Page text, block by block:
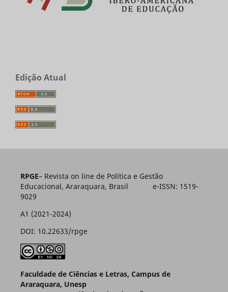
Edição Atual
RPGE– Revista on line de Política e Gestão
Educacional, Araraquara, Brasil e-ISSN: 1519-
9029
A1 (2021-2024)
DOI: 10.22633/rpge
Faculdade de Ciências e Letras, Campus de
Araraquara, Unesp